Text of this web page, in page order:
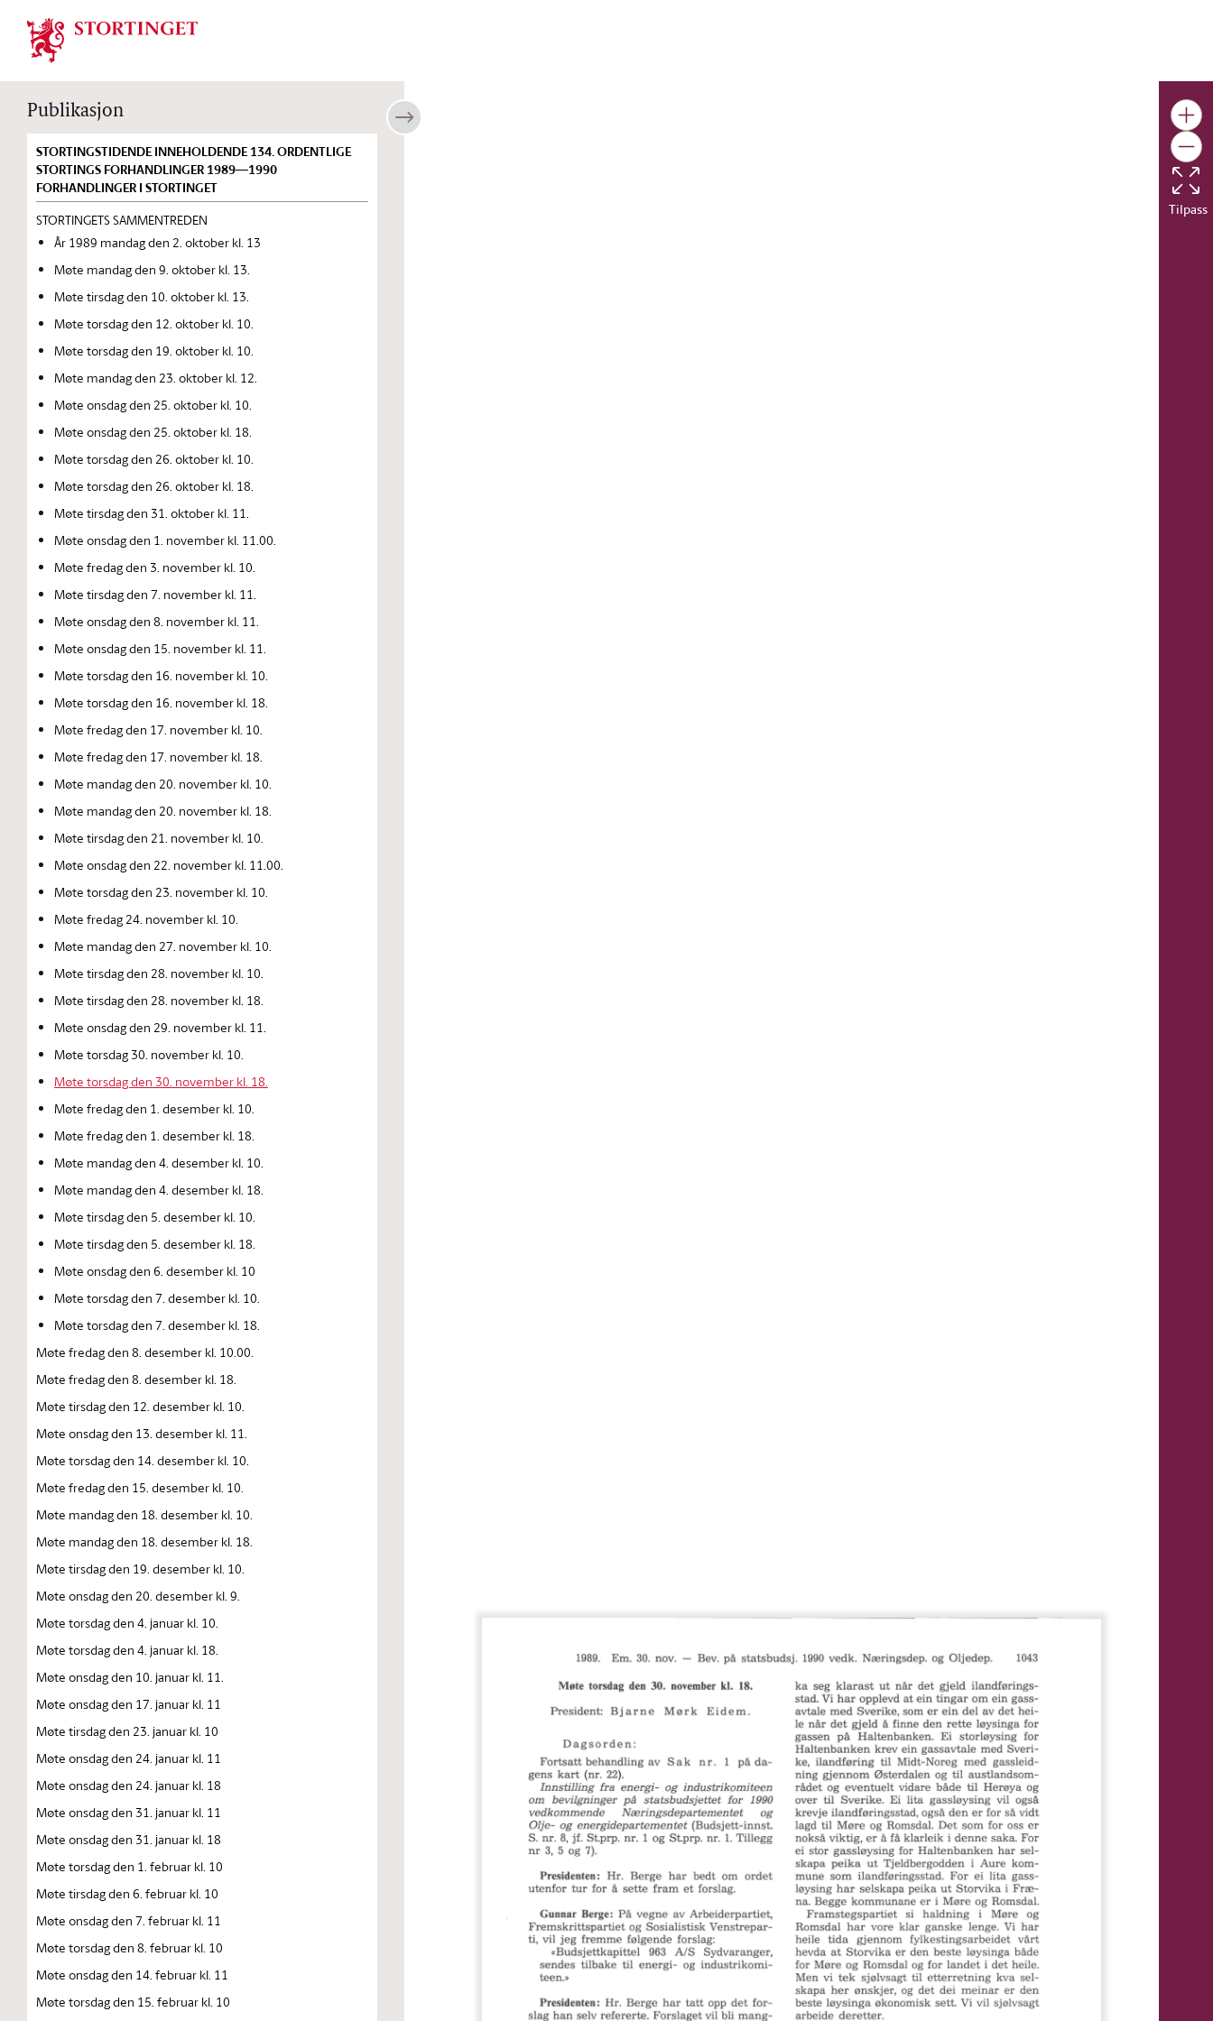
Stortinget.no
Publikasjon
STORTINGSTIDENDE INNEHOLDENDE 134. ORDENTLIGE
STORTINGS FORHANDLINGER 1989—1990
FORHANDLINGER I STORTINGET
STORTINGETS SAMMENTREDEN
År 1989 mandag den 2. oktober kl. 13
Møte mandag den 9. oktober kl. 13.
Møte tirsdag den 10. oktober kl. 13.
Møte torsdag den 12. oktober kl. 10.
Møte torsdag den 19. oktober kl. 10.
Møte mandag den 23. oktober kl. 12.
Møte onsdag den 25. oktober kl. 10.
Møte onsdag den 25. oktober kl. 18.
Møte torsdag den 26. oktober kl. 10.
Møte torsdag den 26. oktober kl. 18.
Møte tirsdag den 31. oktober kl. 11.
Møte onsdag den 1. november kl. 11.00.
Møte fredag den 3. november kl. 10.
Møte tirsdag den 7. november kl. 11.
Møte onsdag den 8. november kl. 11.
Møte onsdag den 15. november kl. 11.
Møte torsdag den 16. november kl. 10.
Møte torsdag den 16. november kl. 18.
Møte fredag den 17. november kl. 10.
Møte fredag den 17. november kl. 18.
Møte mandag den 20. november kl. 10.
Møte mandag den 20. november kl. 18.
Møte tirsdag den 21. november kl. 10.
Møte onsdag den 22. november kl. 11.00.
Møte torsdag den 23. november kl. 10.
Møte fredag 24. november kl. 10.
Møte mandag den 27. november kl. 10.
Møte tirsdag den 28. november kl. 10.
Møte tirsdag den 28. november kl. 18.
Møte onsdag den 29. november kl. 11.
Møte torsdag 30. november kl. 10.
Møte torsdag den 30. november kl. 18.
Møte fredag den 1. desember kl. 10.
Møte fredag den 1. desember kl. 18.
Møte mandag den 4. desember kl. 10.
Møte mandag den 4. desember kl. 18.
Møte tirsdag den 5. desember kl. 10.
Møte tirsdag den 5. desember kl. 18.
Møte onsdag den 6. desember kl. 10
Møte torsdag den 7. desember kl. 10.
Møte torsdag den 7. desember kl. 18.
Møte fredag den 8. desember kl. 10.00.
Møte fredag den 8. desember kl. 18.
Møte tirsdag den 12. desember kl. 10.
Møte onsdag den 13. desember kl. 11.
Møte torsdag den 14. desember kl. 10.
Møte fredag den 15. desember kl. 10.
Møte mandag den 18. desember kl. 10.
Møte mandag den 18. desember kl. 18.
Møte tirsdag den 19. desember kl. 10.
Møte onsdag den 20. desember kl. 9.
Møte torsdag den 4. januar kl. 10.
Møte torsdag den 4. januar kl. 18.
Møte onsdag den 10. januar kl. 11.
Møte onsdag den 17. januar kl. 11
Møte tirsdag den 23. januar kl. 10
Møte onsdag den 24. januar kl. 11
Møte onsdag den 24. januar kl. 18
Møte onsdag den 31. januar kl. 11
Møte onsdag den 31. januar kl. 18
Møte torsdag den 1. februar kl. 10
Møte tirsdag den 6. februar kl. 10
Møte onsdag den 7. februar kl. 11
Møte torsdag den 8. februar kl. 10
Møte onsdag den 14. februar kl. 11
Møte torsdag den 15. februar kl. 10